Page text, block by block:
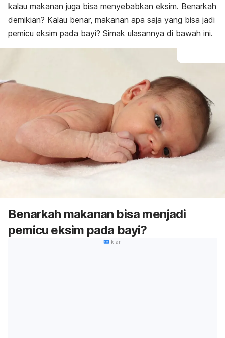
kalau makanan juga bisa menyebabkan eksim. Benarkah
demikian? Kalau benar, makanan apa saja yang bisa jadi
pemicu eksim pada bayi? Simak ulasannya di bawah ini.
Benarkah makanan bisa menjadi
pemicu eksim pada bayi?
Iklan